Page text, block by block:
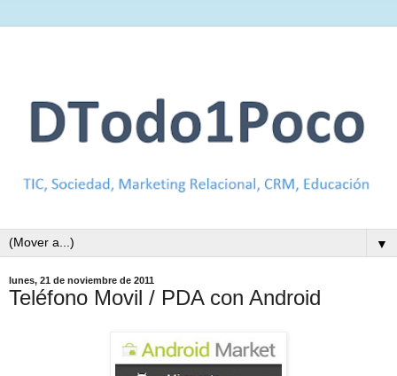
▼
lunes, 21 de noviembre de 2011
Teléfono Movil / PDA con Android